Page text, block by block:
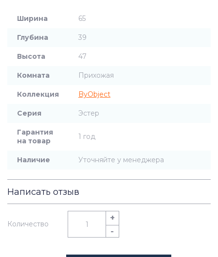
Ширина 65
Глубина 39
Высота 47
Комната Прихожая
Коллекция ByObject
Серия Эстер
Гарантия
на товар
1 год
Наличие Уточняйте у менеджера
Написать отзыв
Количество
+
-